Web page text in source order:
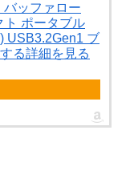
ッファロー
ト ポータブル
USB3.2Gen1 ブ
る詳細を見る